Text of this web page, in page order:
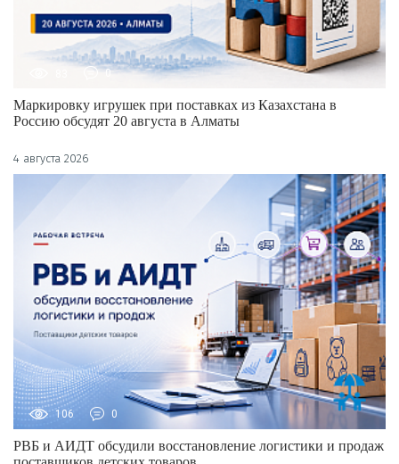
0
Маркировку игрушек при поставках из Казахстана в
Россию обсудят 20 августа в Алматы
4 августа 2026
106 0
РВБ и АИДТ обсудили восстановление логистики и продаж